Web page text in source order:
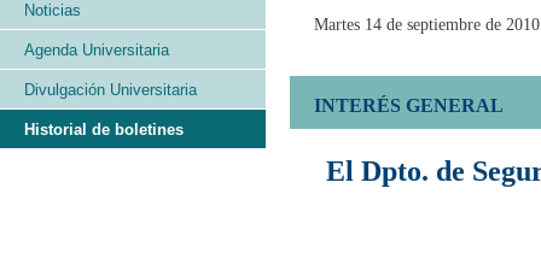
Martes 14 de septiembre de 2010
INTERÉS GENERAL
El Dpto. de
Noticias
Agenda Universitaria
Divulgación Universitaria
Historial de boletines